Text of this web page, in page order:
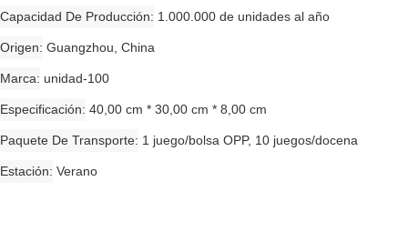
Capacidad De Producción 1.000.000 de unidades al año
Origen Guangzhou, China
Marca unidad-100
Especificación 40,00 cm * 30,00 cm * 8,00 cm
Paquete De Transporte 1 juego/bolsa OPP, 10 juegos/docena
Estación Verano